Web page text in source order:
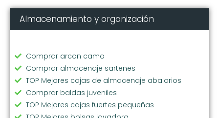
Almacenamiento y organización
Comprar arcon cama
Comprar almacenaje sartenes
TOP Mejores cajas de almacenaje abalorios
Comprar baldas juveniles
TOP Mejores cajas fuertes pequeñas